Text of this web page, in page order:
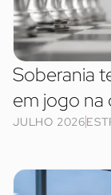
Soberania
em jogo na
JULHO 2026